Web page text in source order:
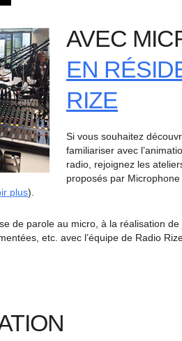
AVEC
EN
RIZE
Si vous souhaitez
familiariser avec
radio, rejoignez les
proposés par
plus).
de parole au micro, à la réalisation
etc. avec l’équipe de Radio